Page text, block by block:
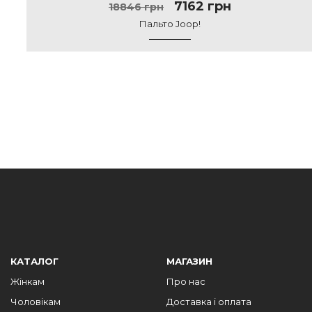
18846 грн 7162 грн
Пальто Joop!
КАТАЛОГ
Жінкам
Чоловікам
МАГАЗИН
Про нас
Доставка і оплата